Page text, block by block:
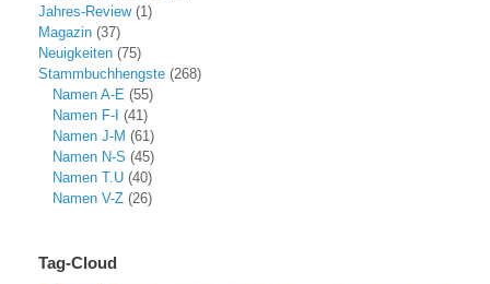
Jahres-Review(1)
Magazin (37)
Neuigkeiten (75)
Stammbuchhengste (268)
Namen A-E (55)
Namen F-I (41)
Namen J-M (61)
Namen N-S (45)
Namen T.U (40)
Namen V-Z (26)
Tag-Cloud